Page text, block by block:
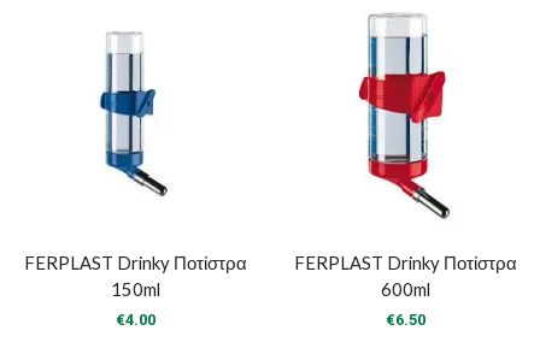
FERPLAST Drinky Ποτίστρα
150ml
€4.00
FERPLAST Drinky Ποτίστρα
600ml
€6.50